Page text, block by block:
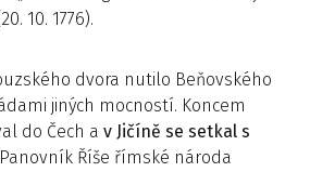
10. 1776).
dvora nutilo Beňovského
jiných mocností. Koncem
do Čech a v Jičíně se setkal s
Říše římské národa